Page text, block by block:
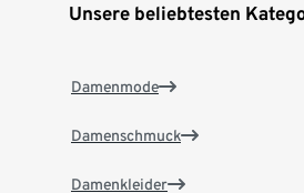
Unsere beliebtesten
Damenmode
Damenschmuck
Damenkleider